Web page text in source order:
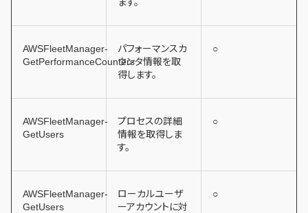
AWSFleetManager-
GetPerformanceCounters
パフォーマンスカ
ウンタ情報を取
得します。
○
AWSFleetManager-
GetUsers
プロセスの詳細
情報を取得しま
す。
○
AWSFleetManager-
GetUsers
ローカルユーザ
ーアカウントに対
○